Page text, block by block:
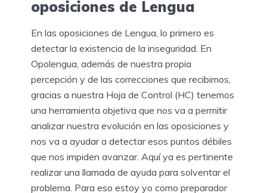
oposiciones de Lengua
En las oposiciones de Lengua, lo primero es
detectar la existencia de la inseguridad. En
Opolengua, además de nuestra propia
percepción y de las correcciones que recibimos,
gracias a nuestra Hoja de Control (HC) tenemos
una herramienta objetiva que nos va a permitir
analizar nuestra evolución en las oposiciones y
nos va a ayudar a detectar esos puntos débiles
que nos impiden avanzar. Aquí ya es pertinente
realizar una llamada de ayuda para solventar el
problema. Para eso estoy yo como preparador